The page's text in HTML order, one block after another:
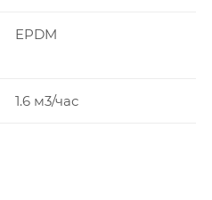
EPDM
1.6 м3/час